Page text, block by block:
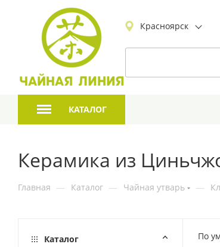
Красноярск
КАТАЛОГ
Керамика из
Главная — Каталог — Чайная утварь —
По
Каталог